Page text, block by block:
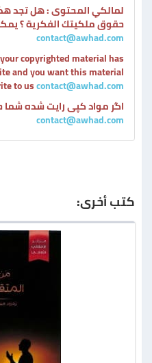
لمالكي المحتوى : هل تجد
حقوق ملكيتك الفكرية ؟
contact@awhad.com
copyrighted material has
and you want this material
to uscontact@awhad.com
اگر مواد کپی رایت شده
contact@awhad.com
كتب أخرى: